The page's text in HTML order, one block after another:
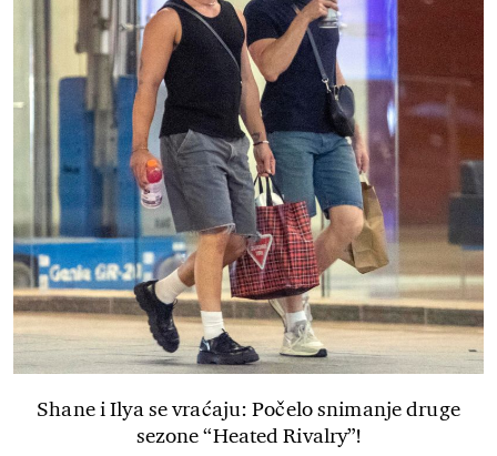
Shane i Ilya se vraćaju: Počelo snimanje druge
sezone “Heated Rivalry”!